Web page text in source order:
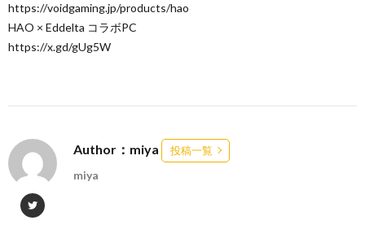
https://voidgaming.jp/products/hao
HAO × Eddelta コラボPC
https://x.gd/gUg5W
Author：miya 投稿一覧
miya